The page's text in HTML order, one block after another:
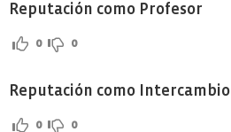
Reputación como Profesor
0 0
Reputación como Intercambio
0 0